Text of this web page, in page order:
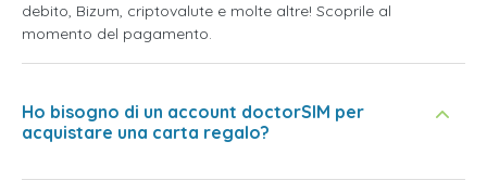
debito, Bizum, criptovalute e molte altre! Scoprile al
momento del pagamento.
Ho bisogno di un account doctorSIM per
acquistare una carta regalo?